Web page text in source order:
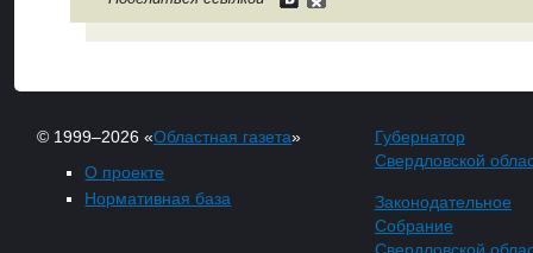
© 1999–2026 «Областная газета»
О проекте
Нормативная база
Губернатор
Свердловской
Законодательное
Собрание
Свердловской